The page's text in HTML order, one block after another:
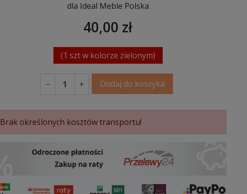
dla Ideal Meble Polska
40,00 zł
(1 szt w kolorze zielonym)
− + Dodaj do koszyka
Brak określonych kosztów transportu!